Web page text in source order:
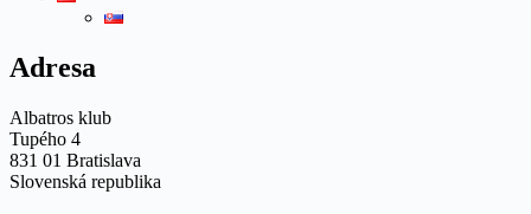
Adresa
Albatros klub
Tupého 4
831 01 Bratislava
Slovenská republika